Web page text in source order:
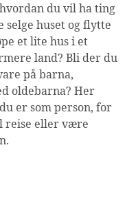
du vil ha ting
selge huset og flytte
et lite hus i et
land? Bli der du
på barna,
oldebarna? Her
er som person, for
reise eller være